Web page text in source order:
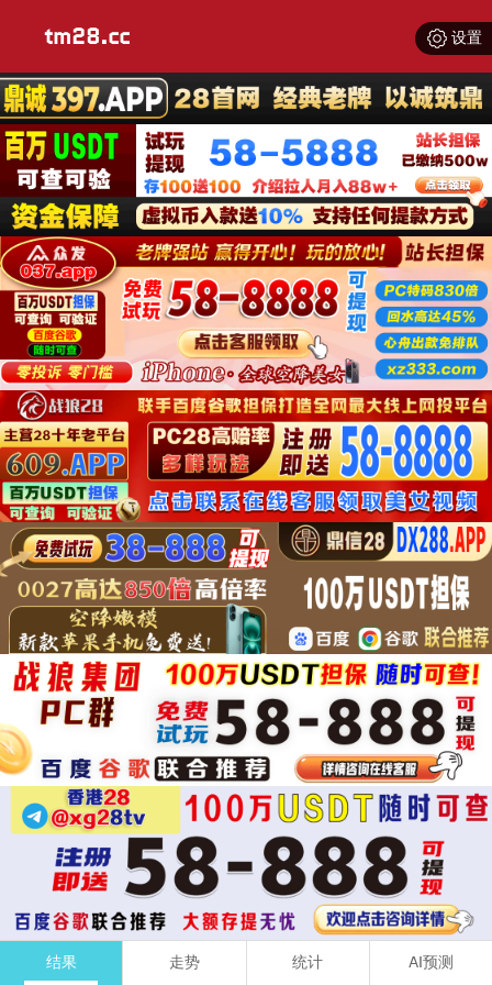
设置
tm28.cc
加拿大 加拿大西 台湾 比特币
结果 走势 统计 AI预测